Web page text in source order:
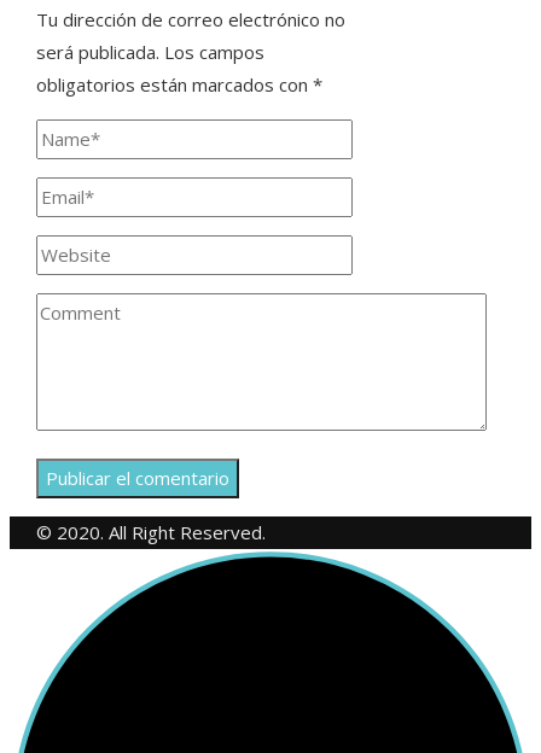
Tu dirección de correo electrónico no
será publicada. Los campos
obligatorios están marcados con *
© 2020. All Right Reserved.